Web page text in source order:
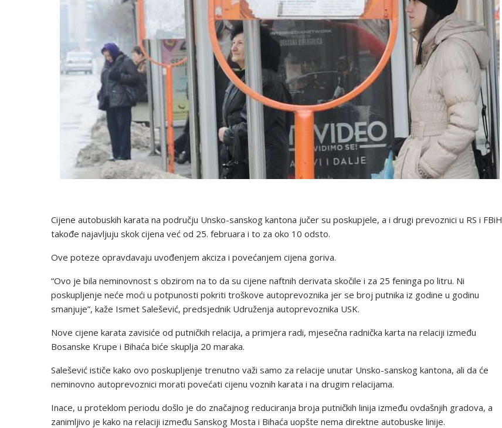
Cijene autobuskih karata na području Unsko-sanskog kantona jučer su poskupjele, a i drugi prevoznici u RS i FBiH
takođe najavljuju skok cijena već od 25. februara i to za oko 10 odsto.
Ove poteze opravdavaju uvođenjem akciza i povećanjem cijena goriva.
“Ovo je bila neminovnost s obzirom na to da su cijene naftnih derivata skočile i za 25 feninga po litru. Ni
poskupljenje neće moći u potpunosti pokriti troškove autoprevoznika jer se broj putnika iz godine u godinu
smanjuje”, kaže Ismet Salešević, predsjednik Udruženja autoprevoznika USK.
Nove cijene karata zavisiće od putničkih relacija, a primjera radi, mjesečna radnička karta na relaciji između
Bosanske Krupe i Bihaća biće skuplja 20 maraka.
Salešević ističe kako ovo poskupljenje trenutno važi samo za relacije unutar Unsko-sanskog kantona, ali da će
neminovno autoprevoznici morati povećati cijenu voznih karata i na drugim relacijama.
Inace, u proteklom periodu došlo je do značajnog reduciranja broja putničkih linija između ovdašnjih gradova, a
zanimljivo je kako na relaciji između Sanskog Mosta i Bihaća uopšte nema direktne autobuske linije.